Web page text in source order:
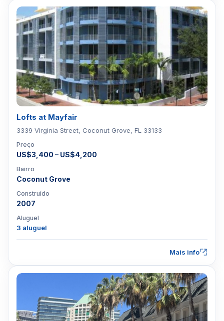
Lofts at Mayfair
3339 Virginia Street, Coconut Grove, FL 33133
Preço
US$3,400 – US$4,200
Bairro
Coconut Grove
Construído
2007
Aluguel
3 aluguel
Mais info